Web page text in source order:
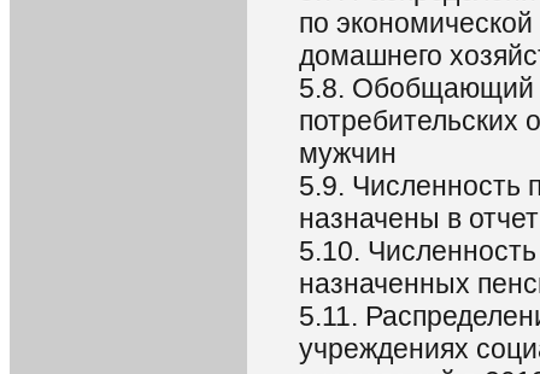
по
домашнего
5.8. Обобщающий
мужчин
5.9. Численность
назначены в
5.10.
назначенных
5.11.
учреждениях